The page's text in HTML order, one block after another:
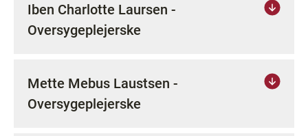
Iben Charlotte Laursen -
Oversygeplejerske
Mette Mebus Laustsen -
Oversygeplejerske